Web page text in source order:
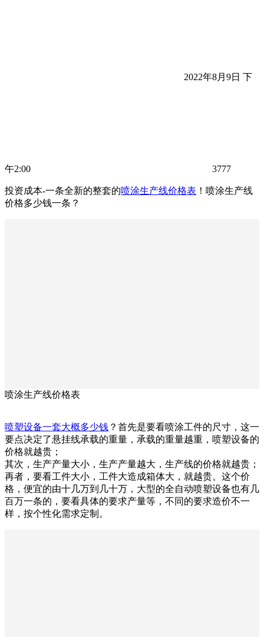
2022年8月9日 下
午2:00 3777
投资成本-一条全新的整套的喷涂生产线价格表 ！喷涂生产线
价格多少钱一条？
喷涂生产线价格表
喷塑设备一套大概多少钱 ？首先是要看喷涂工件的尺寸，这一
要点决定了悬挂线承载的重量，承载的重量越重，喷塑设备的
价格就越贵；
其次，生产产量大小，生产产量越大，生产线的价格就越贵；
再者，要看工件大小，工件大造成箱体大，就越贵。这个价
格，便宜的由十几万到几十万，大型的全自动喷塑设备也有几
百万一条的，要看具体的要求产量等，不同的要求造价不一
样，按个性化需求定制。